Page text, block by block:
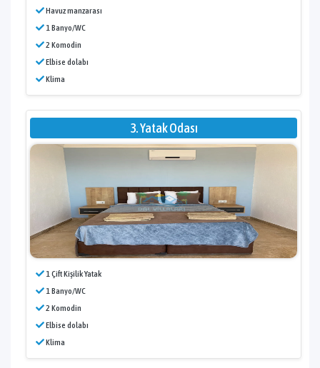
Havuz manzarası
1 Banyo/WC
2 Komodin
Elbise dolabı
Klima
3. Yatak Odası
1 Çift Kişilik Yatak
1 Banyo/WC
2 Komodin
Elbise dolabı
Klima